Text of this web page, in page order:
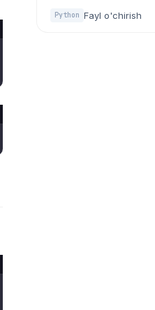
Python Fayl o'chirish